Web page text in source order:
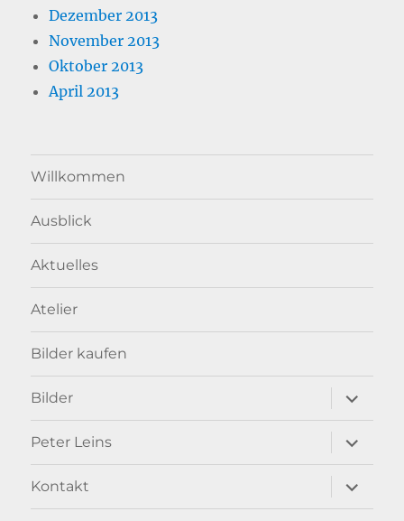
Dezember 2013
November 2013
Oktober 2013
April 2013
Willkommen
Ausblick
Aktuelles
Atelier
Bilder kaufen
Bilder
anzeigen
Peter Leins
anzeigen
Kontakt
anzeigen